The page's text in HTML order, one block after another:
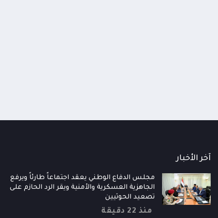
آخر الأخبار
مجلس الدفاع الوطني يعقد اجتماعاً طارئاً ويرفع
الجاهزية العسكرية والأمنية ويقر الرد الحازم على
تصعيد الحوثيين
منذ 22 دقيقة